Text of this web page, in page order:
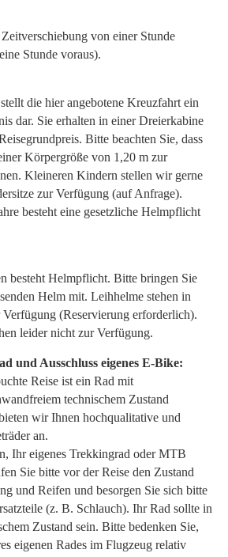
von einer Stunde
Stunde voraus).
die hier angebotene Kreuzfahrt ein
dar. Sie erhalten in einer Dreierkabine
Bitte beachten Sie, dass
Körpergröße von 1,20 m zur
Kleineren Kindern stellen wir gerne
zur Verfügung (auf Anfrage).
besteht eine gesetzliche Helmpflicht
besteht Helmpflicht. Bitte bringen Sie
Helm mit. Leihhelme stehen in
(Reservierung erforderlich).
leider nicht zur Verfügung.
und Ausschluss eigenes E-Bike:
Reise ist ein Rad mit
technischem Zustand
wir Ihnen hochqualitative und
an.
Ihr eigenes Trekkingrad oder MTB
Sie bitte vor der Reise den Zustand
und Reifen und besorgen Sie sich bitte
(z. B. Schlauch). Ihr Rad sollte in
Zustand sein. Bitte bedenken Sie,
eigenen Rades im Flugzeug relativ